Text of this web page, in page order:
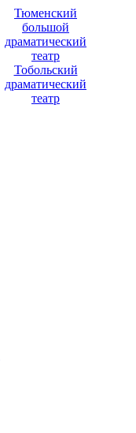
Тюменский
большой
драматический
театр
Тобольский
драматический
театр